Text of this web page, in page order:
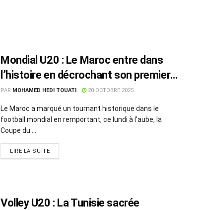
Mondial U20 : Le Maroc entre dans
l’histoire en décrochant son premier
titre mondial
PAR MOHAMED HEDI TOUATI 20 OCTOBRE 2025
Le Maroc a marqué un tournant historique dans le
football mondial en remportant, ce lundi à l’aube, la
Coupe du ...
LIRE LA SUITE
Volley U20 : La Tunisie sacrée